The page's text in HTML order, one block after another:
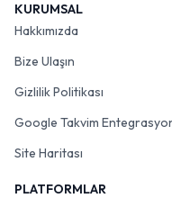
KURUMSAL
Hakkımızda
Bize Ulaşın
Gizlilik Politikası
Google Takvim
Site Haritası
PLATFORMLAR